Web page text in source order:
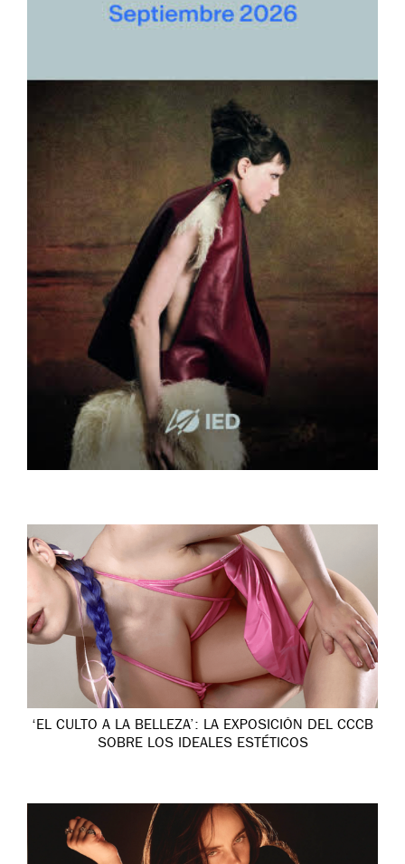
‘EL CULTO A LA BELLEZA’: LA EXPOSICIÓN DEL CCCB
SOBRE LOS IDEALES ESTÉTICOS